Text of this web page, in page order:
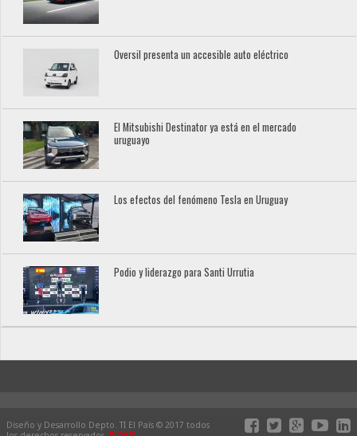
Oversil presenta un accesible auto eléctrico
El Mitsubishi Destinator ya está en el mercado
uruguayo
Los efectos del fenómeno Tesla en Uruguay
Podio y liderazgo para Santi Urrutia
Diseño y Desarrollo Depto. TI El País © 2017 todos